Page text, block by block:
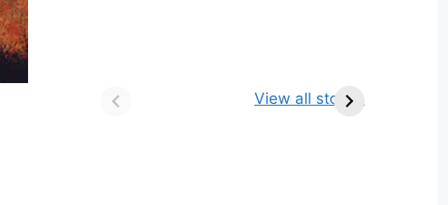
View all stories
किसे कहते है? परिभाषा,
ज्योतिर्लिंग | नाम, स्थान एवं